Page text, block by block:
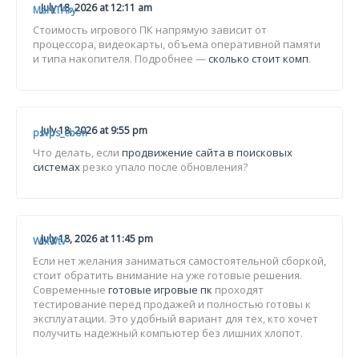
MarkTAry
July 18, 2026 at 12:11 am
Стоимость игрового ПК напрямую зависит от
процессора, видеокарты, объема оперативной памяти
и типа накопителя. Подробнее —сколько стоит комп.
psvps_cbon
July 18, 2026 at 9:55 pm
Что делать, если продвижение сайта в поисковых
системах резко упало после обновления?
WixWtv
July 18, 2026 at 11:45 pm
Если нет желания заниматься самостоятельной сборкой,
стоит обратить внимание на уже готовые решения.
Современные готовые игровые пк проходят
тестирование перед продажей и полностью готовы к
эксплуатации. Это удобный вариант для тех, кто хочет
получить надежный компьютер без лишних хлопот.